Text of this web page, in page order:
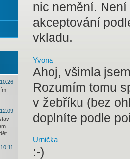
nic nemění.
akceptování
vkladu.
Yvona
Ahoj, všimla
Rozumím tomu
v žebříku (bez
doplníte podle
Urnička
:-)